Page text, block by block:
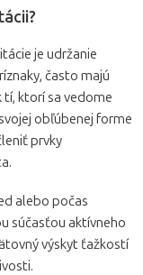
je udržanie
často majú
tí, ktorí sa vedome
obľúbenej forme
prvky
alebo počas
súčasťou aktívneho
výskyt ťažkostí